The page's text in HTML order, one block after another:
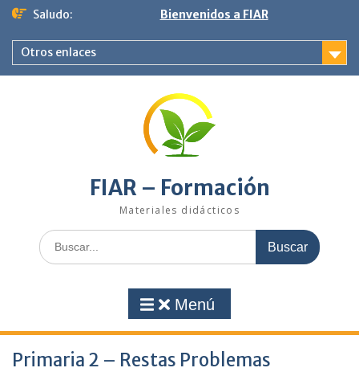
Saltar
contenido
Saludo: Bienvenidos a FIAR
Otros enlaces
FIAR – Formación
Materiales didácticos
Buscar:
Menú
Primaria 2 – Restas Problemas